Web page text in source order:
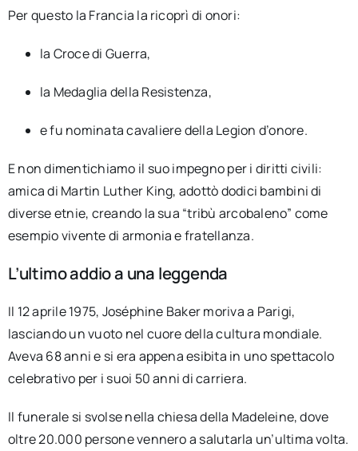
Per questo la Francia la ricoprì di onori:
la Croce di Guerra,
la Medaglia della Resistenza,
e fu nominata cavaliere della Legion d’onore.
E non dimentichiamo il suo impegno per i diritti civili:
amica di Martin Luther King, adottò dodici bambini di
diverse etnie, creando la sua “tribù arcobaleno” come
esempio vivente di armonia e fratellanza.
L’ultimo addio a una leggenda
Il 12 aprile 1975, Joséphine Baker moriva a Parigi,
lasciando un vuoto nel cuore della cultura mondiale.
Aveva 68 anni e si era appena esibita in uno spettacolo
celebrativo per i suoi 50 anni di carriera.
Il funerale si svolse nella chiesa della Madeleine, dove
oltre 20.000 persone vennero a salutarla un’ultima volta.